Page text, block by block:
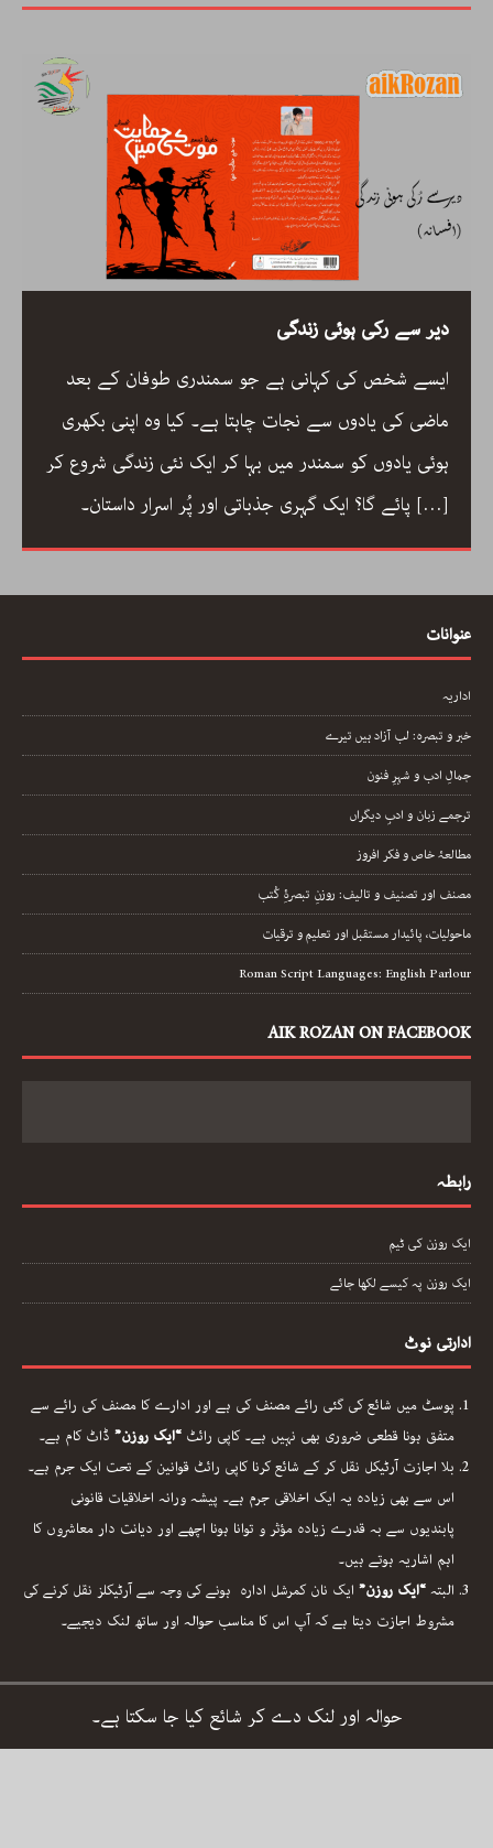
دیر سے رکی ہوئی زندگی
ایسے شخص کی کہانی ہے جو سمندری طوفان کے بعد
ماضی کی یادوں سے نجات چاہتا ہے۔ کیا وہ اپنی بکھری
ہوئی یادوں کو سمندر میں بہا کر ایک نئی زندگی شروع کر
[…]
عنوانات
اداریہ
خبر و تبصرہ: لب آزاد ہیں تیرے
جمالِ ادب و شہرِ فنون
ترجمے زبان و ادبِ دیگراں
مطالعۂ خاص و فکر افروز
مصنف اور تصنیف و تالیف: روزنِ تبصرۂِ کُتب
ماحولیات، پائیدار مستقبل اور تعلیم و ترقیات
Roman Script Languages: English Parlour
AIK ROZAN ON FACEBOOK
رابطہ
ایک روزن کی ٹیم
ایک روزن پہ کیسے لکھا جائے
ادارتی نوٹ
پوسٹ میں شائع کی گئی رائے مصنف کی ہے اور ادارے کا مصنف کی رائے سے
متفق ہونا قطعی ضروری بھی نہیں ہے۔ کاپی رائٹ “ایک روزن” ڈاٹ کام ہے۔
بلا اجازت آرٹیکل نقل کر کے شائع کرنا کاپی رائٹ قوانین کے تحت ایک جرم ہے۔
اس سے بھی زیادہ یہ ایک اخلاقی جرم ہے۔ پیشہ ورانہ اخلاقیات قانونی
پابندیوں سے بہ قدرے زیادہ مؤثر و توانا ہونا اچھے اور دیانت دار معاشروں کا
اہم اشاریہ ہوتے ہیں۔
البتہ “ایک روزن” ایک نان کمرشل ادارہ ہونے کی وجہ سے آرٹیکلز نقل کرنے کی
مشروط اجازت دیتا ہے کہ آپ اس کا مناسب حوالہ اور ساتھ لنک دیجیے۔
حوالہ اور لنک دے کر شائع کیا جا سکتا ہے۔